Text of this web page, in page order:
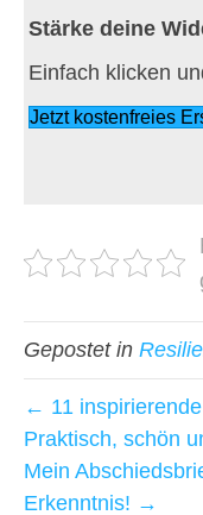
Stärke deine
Einfach klicken
Jetzt kostenfreies
Gepostet in
← 11
Praktisch, schön
Mein
Erkenntnis! →